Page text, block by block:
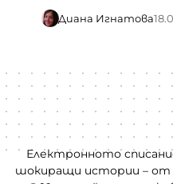
Диана Игнатова
Електронното
шокиращи истории – от